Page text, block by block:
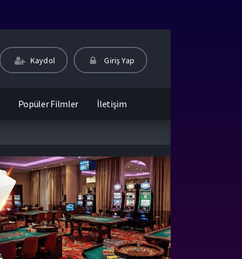
Kaydol Giriş Yap
Popüler Filmler İletişim